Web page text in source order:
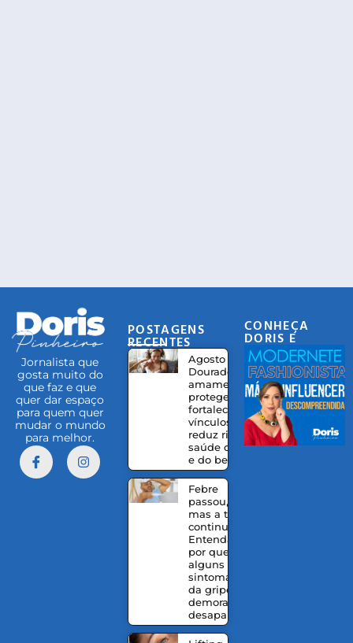
Jornalista que
gosta muito do
que faz e que
quer dar espaço
para quem quer
mudar o mundo
para melhor.
POSTAGENS
RECENTES
Agosto
Dourado:
amamentação
protege,
fortalece
vínculos e
reduz riscos à
saúde da mãe
e do bebê
Febre
passou,
mas a tosse
continua?
Entenda
por que
alguns
sintomas
da gripe
demoram a
desaparecer
CONHEÇA
DORIS E
EQUIPE